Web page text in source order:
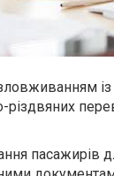
різдвяних